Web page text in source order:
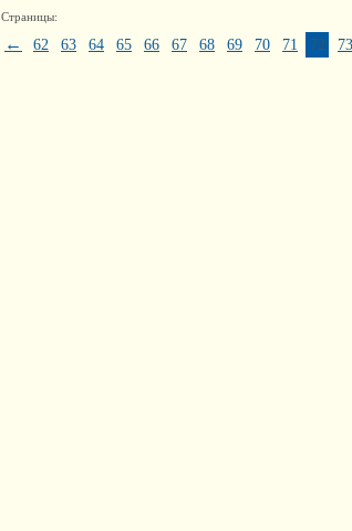
Страницы:
← 62 63 64 65 66 67 68 69 70 71 72 73